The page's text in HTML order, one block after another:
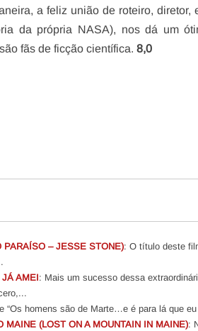
a feliz união de roteiro,
da própria NASA), nos dá um
fãs de ficção científica.8,0
PARAÍSO – JESSE STONE): O título deste
JÁ AMEI: Mais um sucesso dessa
“Os homens são de Marte…e é para lá que
MAINE (LOST ON A MOUNTAIN IN MAINE):